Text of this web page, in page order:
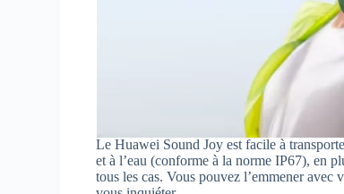
Le Huawei Sound Joy est facile à
et à l’eau (conforme à la norme IP67), en
tous les cas. Vous pouvez l’emmener avec